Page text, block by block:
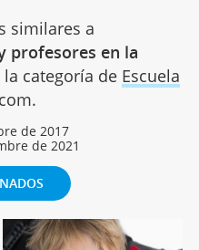
similares a
profesores en la
la categoría de Escuela
de 2017
de 2021